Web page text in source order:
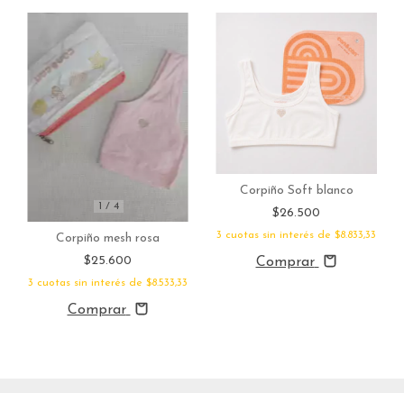
1 / 4
Corpiño mesh rosa
$25.600
3 cuotas sin interés de $8.533,33
Comprar
Corpiño Soft blanco
$26.500
3 cuotas sin interés de $8.833,33
Comprar